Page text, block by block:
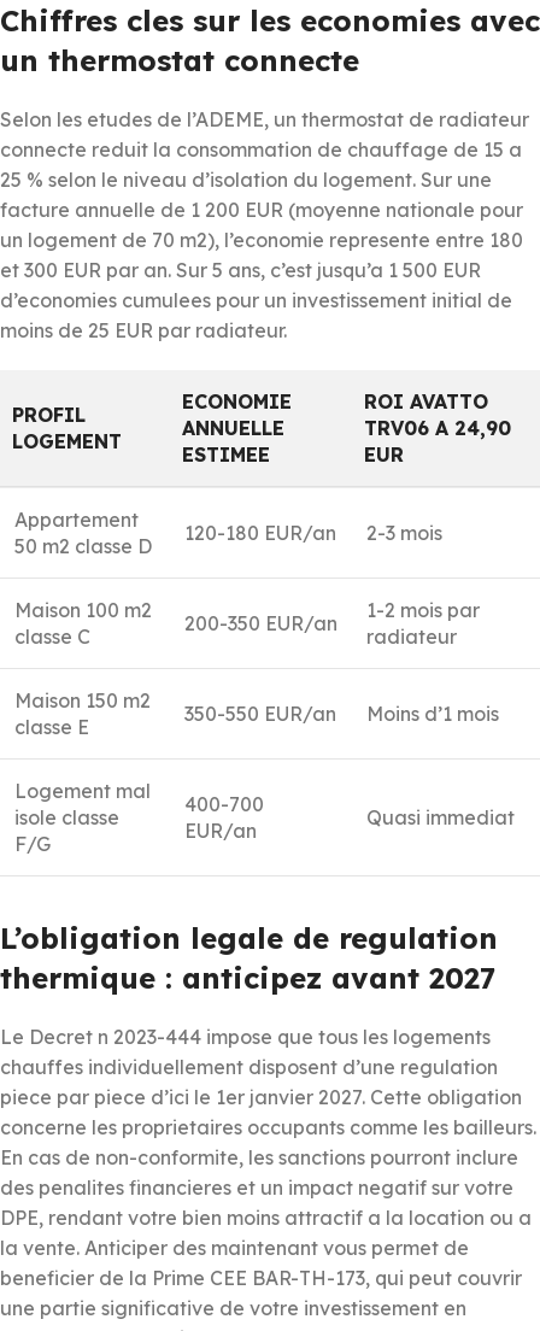
Chiffres cles sur les economies avec
un thermostat connecte
Selon les etudes de l’ADEME, un thermostat de radiateur
connecte reduit la consommation de chauffage de 15 a
25 % selon le niveau d’isolation du logement. Sur une
facture annuelle de 1 200 EUR (moyenne nationale pour
un logement de 70 m2), l’economie represente entre 180
et 300 EUR par an. Sur 5 ans, c’est jusqu’a 1 500 EUR
d’economies cumulees pour un investissement initial de
moins de 25 EUR par radiateur.
PROFIL
LOGEMENT
ECONOMIE
ANNUELLE
ESTIMEE
ROI AVATTO
TRV06 A 24,90
EUR
Appartement
50 m2 classe D
120-180 EUR/an 2-3 mois
Maison 100 m2
classe C
200-350 EUR/an
1-2 mois par
radiateur
Maison 150 m2
classe E
350-550 EUR/an Moins d’1 mois
Logement mal
isole classe
F/G
400-700
EUR/an
Quasi immediat
L’obligation legale de regulation
thermique : anticipez avant 2027
Le Decret n 2023-444 impose que tous les logements
chauffes individuellement disposent d’une regulation
piece par piece d’ici le 1er janvier 2027. Cette obligation
concerne les proprietaires occupants comme les bailleurs.
En cas de non-conformite, les sanctions pourront inclure
des penalites financieres et un impact negatif sur votre
DPE, rendant votre bien moins attractif a la location ou a
la vente. Anticiper des maintenant vous permet de
beneficier de la Prime CEE BAR-TH-173, qui peut couvrir
une partie significative de votre investissement en